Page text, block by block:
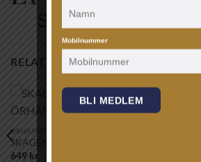
RELATERADE PRODUKTER
ÖRHÄNGEN
SKAGEN – ELIN ÖRHÄNGE
649 kr
Mobilnummer
BLI MEDLEM